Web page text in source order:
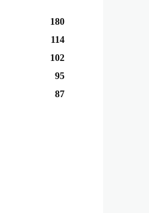
180
114
102
95
87